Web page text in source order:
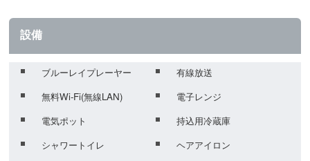
設備
ブルーレイプレーヤー
有線放送
無料Wi-Fi(無線LAN)
電子レンジ
電気ポット
持込用冷蔵庫
シャワートイレ
ヘアアイロン